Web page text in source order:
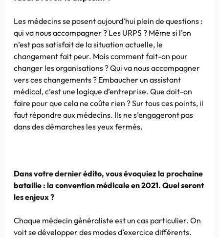
Les médecins se posent aujourd’hui plein de questions :
qui va nous accompagner ? Les URPS ? Même si l’on
n’est pas satisfait de la situation actuelle, le
changement fait peur. Mais comment fait-on pour
changer les organisations ? Qui va nous accompagner
vers ces changements ? Embaucher un assistant
médical, c’est une logique d’entreprise. Que doit-on
faire pour que cela ne coûte rien ? Sur tous ces points, il
faut répondre aux médecins. Ils ne s’engageront pas
dans des démarches les yeux fermés.
Dans votre dernier édito, vous évoquiez la prochaine
bataille : la convention médicale en 2021. Quel seront
les enjeux ?
Chaque médecin généraliste est un cas particulier. On
voit se développer des modes d’exercice différents.